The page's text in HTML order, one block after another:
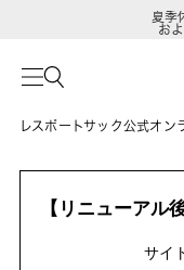
夏季
お
レスポートサック公式オン
【リニューアル
サイ